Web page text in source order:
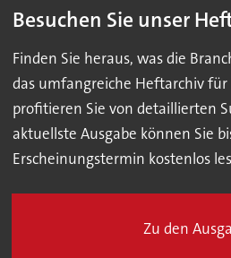
Besuchen Sie unser
Finden Sie heraus, was die
das umfangreiche Heftarchiv für
profitieren Sie von detaillierten
aktuellste Ausgabe können Sie
Erscheinungstermin kostenlos
Zu den